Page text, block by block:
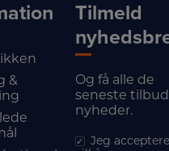
&
Tilmeld
Og få alle de
seneste
nyheder.
Jeg